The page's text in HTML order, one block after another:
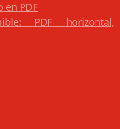
en PDF
PDF horizontal,